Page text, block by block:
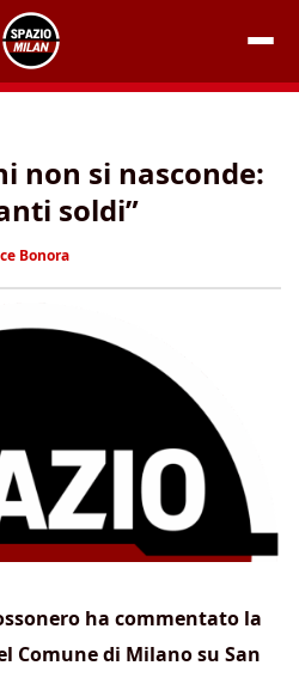
non si nasconde:
soldi”
Bonora
ha commentato la
Comune di Milano su San